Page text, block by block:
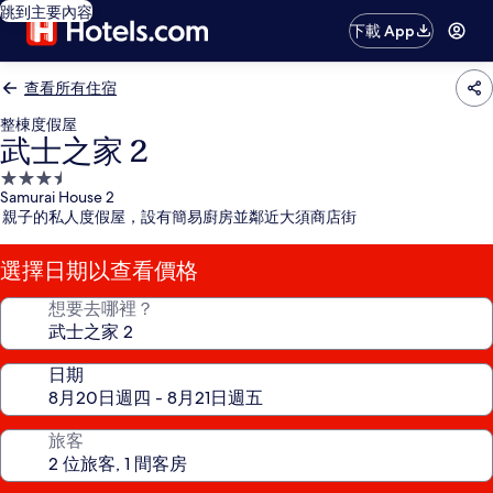
跳到主要內容
下載 App
查看所有住宿
整棟度假屋
武士之家 2
3.5
星
級
住
宿
Samurai House 2
親子的私人度假屋，設有簡易廚房並鄰近大須商店街
選擇日期以查看價格
想要去哪裡？
日期
旅客